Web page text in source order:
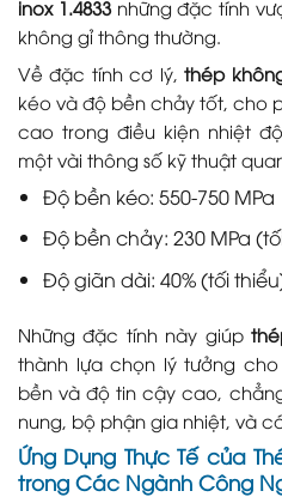
inox 1.4833những đặc tính
không gỉ thông thường.
Về đặc tính cơ lý,thép
kéo và độ bền chảy tốt, cho
cao trong điều kiện nhiệt
một vài thông số kỹ thuật
Độ bền kéo: 550-750 MPa
Độ bền chảy: 230 MPa
Độ giãn dài: 40% (tối
Những đặc tính này giúp
thành lựa chọn lý tưởng
bền và độ tin cậy cao,
nung, bộ phận gia nhiệt, và
Ứng Dụng Thực Tế của
trong Các Ngành Công